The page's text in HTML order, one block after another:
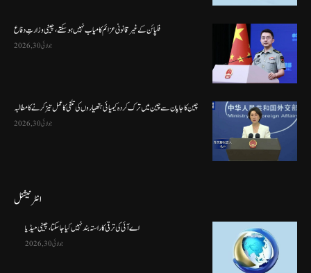
فلپائن کے غیر قانونی عزائم کامیاب نہیں ہو سکتے ، چینی وزارتِ دفاع
جولائی 30, 2026
چین کا جاپان سے چین میں ترک کردہ کیمیائی ہتھیاروں کی تلفی کا عمل تیز کرنے کا مطالبہ
جولائی 30, 2026
انٹرنیشنل
اے آئی کی ترقی کا راستہ بند نہیں کیا جا سکتا، چینی میڈیا
جولائی 30, 2026